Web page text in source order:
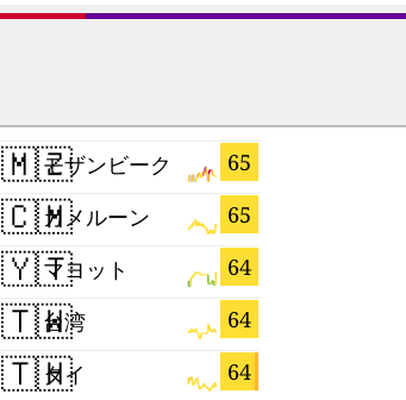
🇲🇿 65
モザンビーク
🇨🇲 65
カメルーン
🇾🇹 64
マヨット
🇹🇼 64
台湾
🇹🇭 64
タイ